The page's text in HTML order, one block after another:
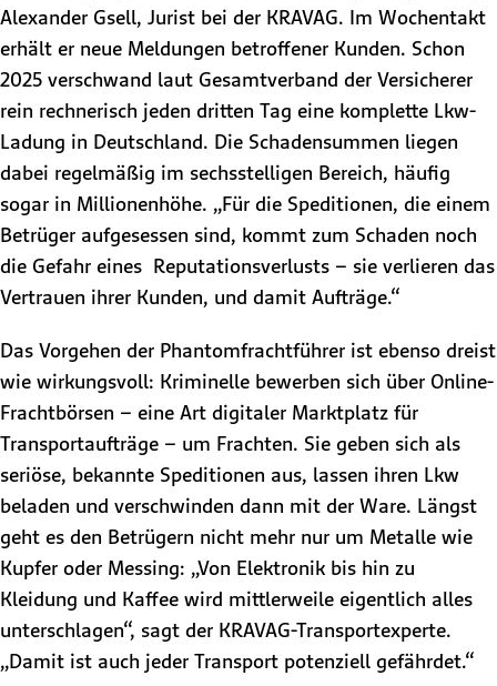
Alexander Gsell, Jurist bei der KRAVAG. Im Wochentakt
erhält er neue Meldungen betroffener Kunden. Schon
2025 verschwand laut Gesamtverband der Versicherer
rein rechnerisch jeden dritten Tag eine komplette Lkw-
Ladung in Deutschland. Die Schadensummen liegen
dabei regelmäßig im sechsstelligen Bereich, häufig
sogar in Millionenhöhe. „Für die Speditionen, die einem
Betrüger aufgesessen sind, kommt zum Schaden noch
die Gefahr eines Reputationsverlusts – sie verlieren das
Vertrauen ihrer Kunden, und damit Aufträge.“
Das Vorgehen der Phantomfrachtführer ist ebenso dreist
wie wirkungsvoll: Kriminelle bewerben sich über Online-
Frachtbörsen – eine Art digitaler Marktplatz für
Transportaufträge – um Frachten. Sie geben sich als
seriöse, bekannte Speditionen aus, lassen ihren Lkw
beladen und verschwinden dann mit der Ware. Längst
geht es den Betrügern nicht mehr nur um Metalle wie
Kupfer oder Messing: „Von Elektronik bis hin zu
Kleidung und Kaffee wird mittlerweile eigentlich alles
unterschlagen“, sagt der KRAVAG-Transportexperte.
„Damit ist auch jeder Transport potenziell gefährdet.“